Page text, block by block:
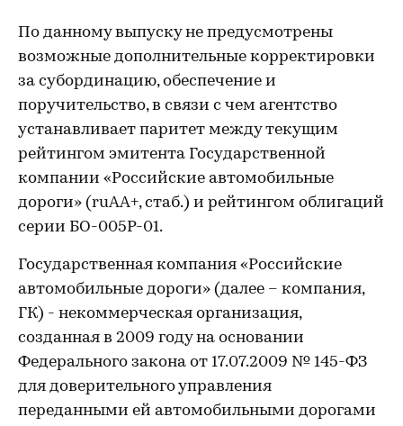
По данному выпуску не предусмотрены
возможные дополнительные корректировки
за субординацию, обеспечение и
поручительство, в связи с чем агентство
устанавливает паритет между текущим
рейтингом эмитента Государственной
компании «Российские автомобильные
дороги» (ruAA+, стаб.) и рейтингом облигаций
серии БО-005P-01.
Государственная компания «Российские
автомобильные дороги» (далее – компания,
ГК) - некоммерческая организация,
созданная в 2009 году на основании
Федерального закона от 17.07.2009 № 145-ФЗ
для доверительного управления
переданными ей автомобильными дорогами